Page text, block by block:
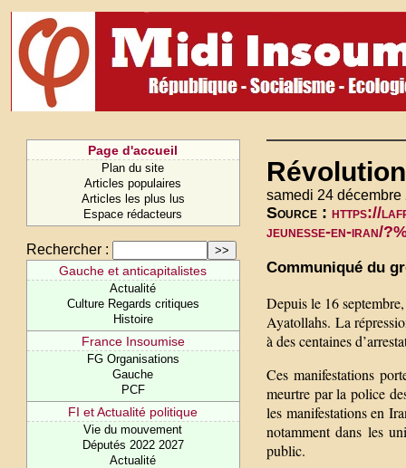
Page d'accueil
Plan du site
Articles populaires
Articles les plus lus
Espace rédacteurs
Rechercher :
Gauche et anticapitalistes
Actualité
Culture Regards critiques
Histoire
France Insoumise
FG Organisations
Gauche
PCF
FI et Actualité politique
Vie du mouvement
Députés 2022 2027
Actualité
samedi 24 décembre
Source : https://
jeunesse-en-iran/
Communiqué du
Depuis le 16
Ayatollahs. La
à des centaines
Ces manifestations
meurtre par la police
les manifestations en
notamment dans les
public.